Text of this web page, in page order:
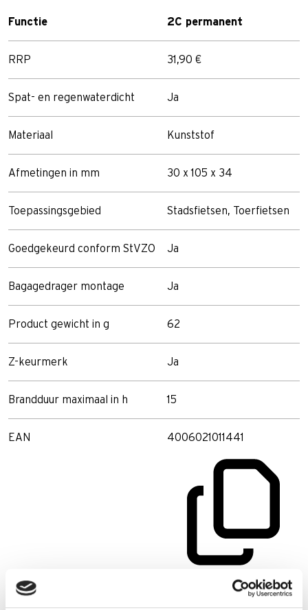
Functie 2C permanent
RRP 31,90 €
Spat- en regenwaterdicht Ja
Materiaal Kunststof
Afmetingen in mm 30 x 105 x 34
Toepassingsgebied Stadsfietsen, Toerfietsen
Goedgekeurd conform StVZO Ja
Bagagedrager montage Ja
Product gewicht in g 62
Z-keurmerk Ja
Brandduur maximaal in h 15
EAN 4006021011441